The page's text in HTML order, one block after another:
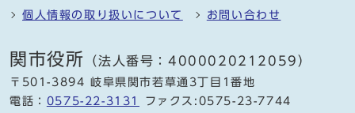
個人情報の取り扱いについて お問い合わせ
関市役所 （法人番号：4000020212059）
〒501-3894 岐阜県関市若草通3丁目1番地
電話： 0575-22-3131
ファクス:0575-23-7744